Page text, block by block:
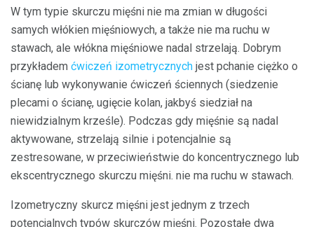
W tym typie skurczu mięśni nie ma zmian w długości
samych włókien mięśniowych, a także nie ma ruchu w
stawach, ale włókna mięśniowe nadal strzelają. Dobrym
przykładem ćwiczeń izometrycznych jest pchanie ciężko o
ścianę lub wykonywanie ćwiczeń ściennych (siedzenie
plecami o ścianę, ugięcie kolan, jakbyś siedział na
niewidzialnym krześle). Podczas gdy mięśnie są nadal
aktywowane, strzelają silnie i potencjalnie są
zestresowane, w przeciwieństwie do koncentrycznego lub
ekscentrycznego skurczu mięśni. nie ma ruchu w stawach.
Izometryczny skurcz mięśni jest jednym z trzech
potencjalnych typów skurczów mięśni. Pozostałe dwa